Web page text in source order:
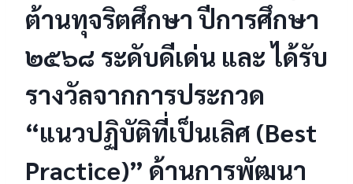
ต้านทุจริตศึกษา ปีการศึกษา
๒๕๖๘ ระดับดีเด่น และ ได้รับ
รางวัลจากการประกวด
“แนวปฏิบัติที่เป็นเลิศ (Best
Practice)” ด้านการพัฒนา